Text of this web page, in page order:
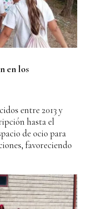
en los
entre 2013 y
hasta el
de ocio para
favoreciendo